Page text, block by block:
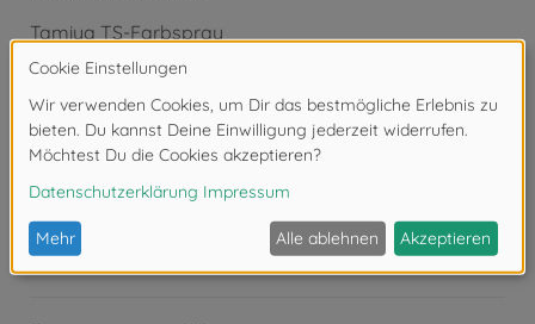
Tamiya TS-Farbspray
TS-80 Klarlack matt
Inhalt: 100 ml
Achtung!Nicht für Kinder unter 14 Jahren geeignet.
Downloads